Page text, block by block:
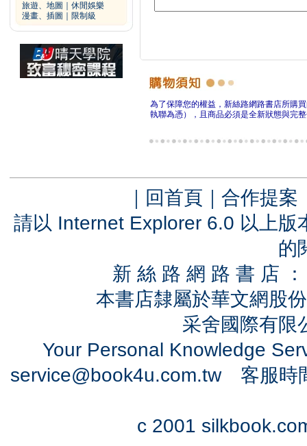
旅遊、地圖
休閒娛樂
漫畫、插圖
限制級
為了保障您的權益，新絲路網路書店所購
執聯為憑），且商品必須是全新狀態與完
｜ 回首頁 ｜ 合作提案
請以 Internet Explorer 6.0 以上
的
新 絲 路 網 路 書 店
本書店隸屬於華文網股
采舍國際有
Your Personal Knowledge
service@book4u.com.tw客服時
c 2001